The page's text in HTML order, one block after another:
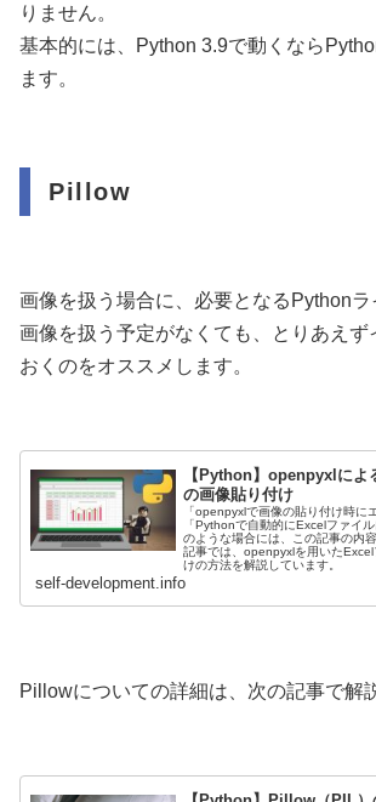
りません。
基本的には、Python 3.9で動くなら
ます。
Pillow
画像を扱う場合に、必要となるPythonラ
画像を扱う予定がなくても、とりあえず
おくのをオススメします。
【Python】openpyxlによ
の画像貼り付け
「openpyxlで画像の貼り付け時に
「Pythonで自動的にExcelファイ
のような場合には、この記事の内
記事では、openpyxlを用いた
けの方法を解説しています。
self-development.info
Pillowについての詳細は、次の記事で解